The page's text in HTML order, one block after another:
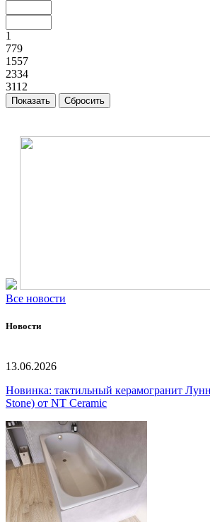
1
779
1557
2334
3112
Все новости
Новости
13.06.2026
Новинка: тактильный керамогранит
Stone) от NT Ceramic